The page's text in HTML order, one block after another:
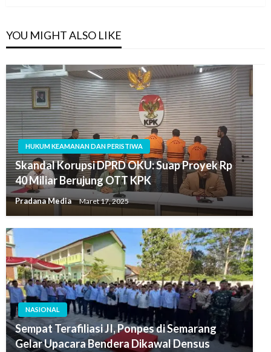
YOU MIGHT ALSO LIKE
HUKUM KEAMANAN DAN PERISTIWA
Skandal Korupsi DPRD OKU: Suap Proyek Rp
40 Miliar Berujung OTT KPK
Pradana Media Maret 17, 2025
NASIONAL
Sempat Terafiliasi JI, Ponpes di Semarang
Gelar Upacara Bendera Dikawal Densus